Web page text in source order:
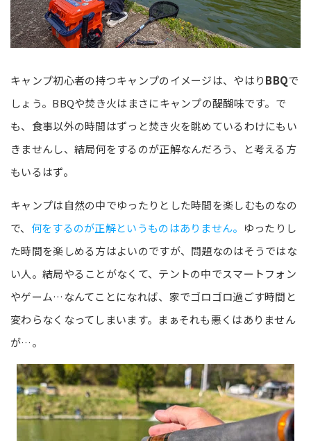
キャンプ初心者の持つキャンプのイメージは、やはりBBQで
しょう。BBQや焚き火はまさにキャンプの醍醐味です。で
も、食事以外の時間はずっと焚き火を眺めているわけにもい
きませんし、結局何をするのが正解なんだろう、と考える方
もいるはず。
キャンプは自然の中でゆったりとした時間を楽しむものなの
で、 何をするのが正解というものはありません。 ゆったりし
た時間を楽しめる方はよいのですが、問題なのはそうではな
い人。結局やることがなくて、テントの中でスマートフォン
やゲーム…なんてことになれば、家でゴロゴロ過ごす時間と
変わらなくなってしまいます。まぁそれも悪くはありません
が…。